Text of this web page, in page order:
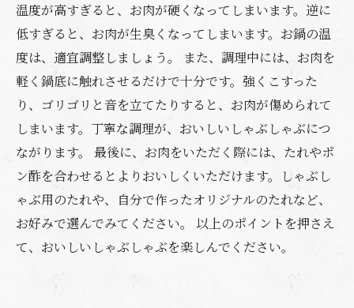
温度が高すぎると、お肉が硬くなってしまいます。逆に
低すぎると、お肉が生臭くなってしまいます。お鍋の温
度は、適宜調整しましょう。 また、調理中には、お肉を
軽く鍋底に触れさせるだけで十分です。強くこすった
り、ゴリゴリと音を立てたりすると、お肉が傷められて
しまいます。丁寧な調理が、おいしいしゃぶしゃぶにつ
ながります。 最後に、お肉をいただく際には、たれやポ
ン酢を合わせるとよりおいしくいただけます。しゃぶし
ゃぶ用のたれや、自分で作ったオリジナルのたれなど、
お好みで選んでみてください。 以上のポイントを押さえ
て、おいしいしゃぶしゃぶを楽しんでください。